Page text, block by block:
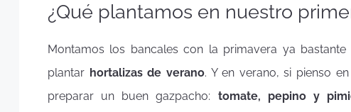
¿Qué plantamos en nuestro
Montamos los bancales con la primavera ya
plantar hortalizas de verano. Y en verano, si pienso
preparar un buen gazpacho: tomate, pepino y